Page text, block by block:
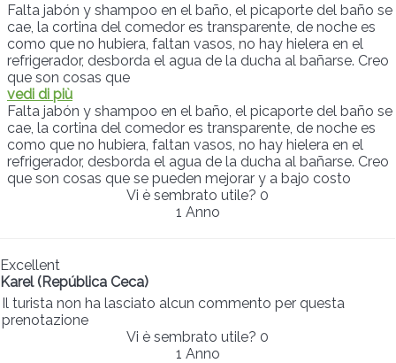
Falta jabón y shampoo en el baño, el picaporte del baño se
cae, la cortina del comedor es transparente, de noche es
como que no hubiera, faltan vasos, no hay hielera en el
refrigerador, desborda el agua de la ducha al bañarse. Creo
que son cosas que
vedi di più
Falta jabón y shampoo en el baño, el picaporte del baño se
cae, la cortina del comedor es transparente, de noche es
como que no hubiera, faltan vasos, no hay hielera en el
refrigerador, desborda el agua de la ducha al bañarse. Creo
que son cosas que se pueden mejorar y a bajo costo
Vi è sembrato utile? 0
1 Anno
Excellent
Karel (República Ceca)
Il turista non ha lasciato alcun commento per questa
prenotazione
Vi è sembrato utile? 0
1 Anno